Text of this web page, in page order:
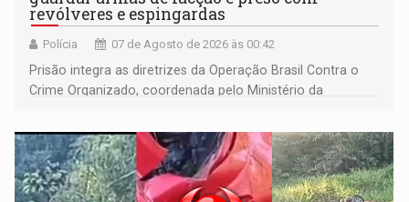
revólveres e espingardas
Polícia 07 de Agosto de 2026 às 00:42
Prisão integra as diretrizes da Operação Brasil Contra o
Crime Organizado, coordenada pelo Ministério da